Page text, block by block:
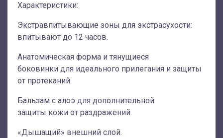
Характеристики:
Экстравпитывающие зоны для экстрасухости:
впитывают до 12 часов.
Анатомическая форма и тянущиеся
боковинки для идеального прилегания и защиты
от протеканий.
Бальзам с алоэ для дополнительной
защиты кожи от раздражений.
«Дышащий» внешний слой.